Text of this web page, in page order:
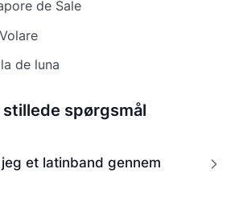
de Sale
Volare
de luna
spørgsmål
et latinband gennem